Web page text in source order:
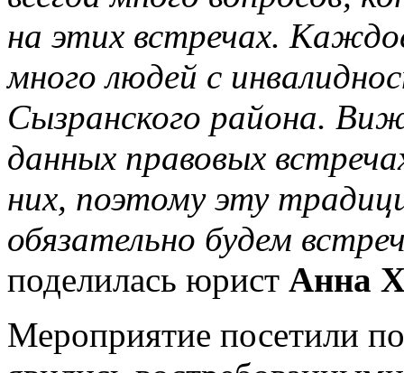
на этих встречах.
много людей с
Сызранского района.
данных правовых
них, поэтому эту
обязательно будем
поделилась юрист Анна
Мероприятие посетили